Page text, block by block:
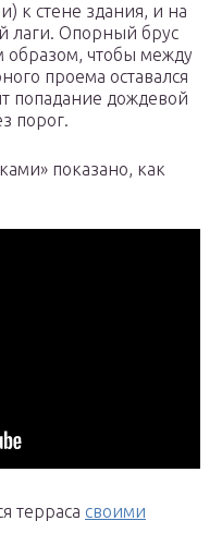
к стене здания, и на
лаги. Опорный брус
образом, чтобы между
проема оставался
попадание дождевой
порог.
показано, как
терраса своими